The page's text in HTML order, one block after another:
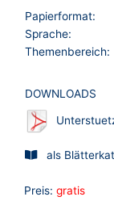
Papierformat:
Sprache:
Themenbereich:
DOWNLOADS
als
Preis: gratis